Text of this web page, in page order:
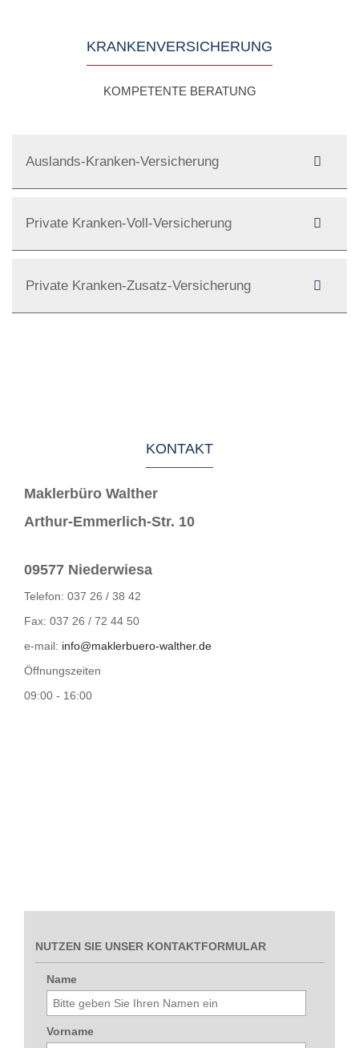
KRANKENVERSICHERUNG
KOMPETENTE BERATUNG
Auslands-Kranken-Versicherung
Private Kranken-Voll-Versicherung
Private Kranken-Zusatz-Versicherung
KONTAKT
Maklerbüro Walther
Arthur-Emmerlich-Str. 10
09577 Niederwiesa
Telefon: 037 26 / 38 42
Fax: 037 26 / 72 44 50
e-mail: info@maklerbuero-walther.de
Öffnungszeiten
09:00 - 16:00
NUTZEN SIE UNSER KONTAKTFORMULAR
Name
Vorname